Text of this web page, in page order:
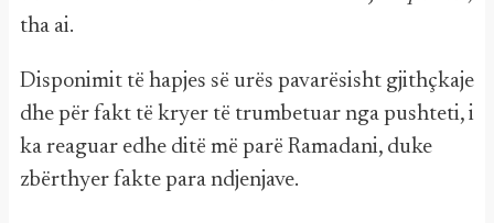
tha ai.
Disponimit të hapjes së urës pavarësisht gjithçkaje
dhe për fakt të kryer të trumbetuar nga pushteti, i
ka reaguar edhe ditë më parë Ramadani, duke
zbërthyer fakte para ndjenjave.